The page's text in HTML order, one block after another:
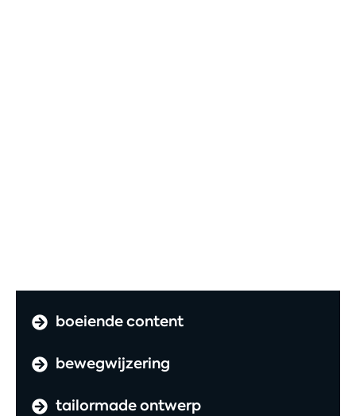
boeiende content
bewegwijzering
tailormade ontwerp